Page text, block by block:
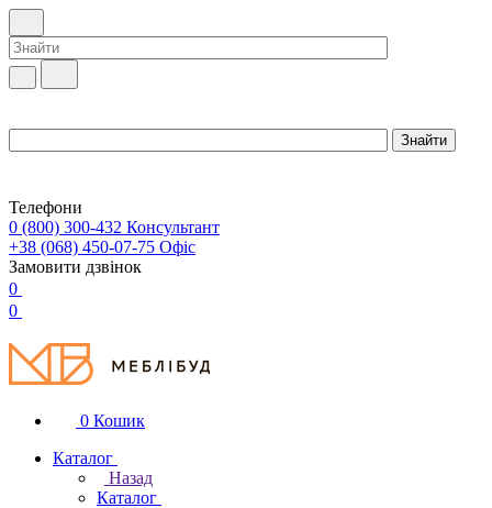
Телефони
0 (800) 300-432 Консультант
+38 (068) 450-07-75 Офіс
Замовити дзвінок
0
0
0 Кошик
Каталог
Назад
Каталог